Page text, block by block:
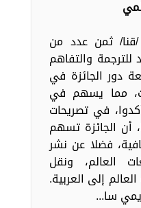
ديسمبر /قنا/ ثمن عدد من
للترجمة والتفاهم
دور الجائزة في
مما يسهم في
في تصريحات
أن الجائزة تسهم
فضلا عن نشر
العالم، ونقل
إلى العربية.
سا...